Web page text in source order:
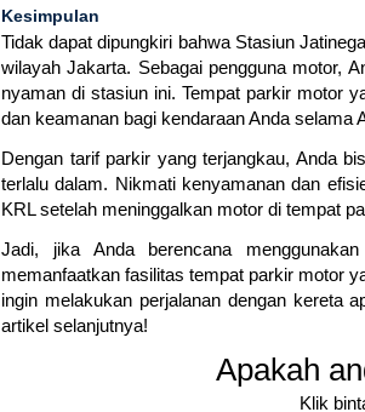
Kesimpulan
Tidak dapat dipungkiri bahwa Stasiun
wilayah Jakarta. Sebagai pengguna motor,
nyaman di stasiun ini. Tempat parkir motor
dan keamanan bagi kendaraan Anda selama
Dengan tarif parkir yang terjangkau, Anda
terlalu dalam. Nikmati kenyamanan dan
KRL setelah meninggalkan motor di tempat
Jadi, jika Anda berencana
memanfaatkan fasilitas tempat parkir motor
ingin melakukan perjalanan dengan kereta
artikel selanjutnya!
Apakah
Klik